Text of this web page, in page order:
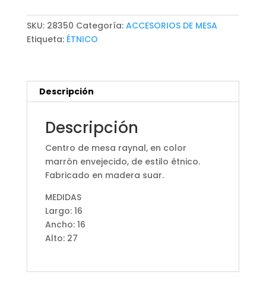
cantidad
SKU: 28350 Categoría: ACCESORIOS DE MESA
Etiqueta: ÉTNICO
Descripción
Descripción
Centro de mesa raynal, en color
marrón envejecido, de estilo étnico.
Fabricado en madera suar.
MEDIDAS
Largo: 16
Ancho: 16
Alto: 27